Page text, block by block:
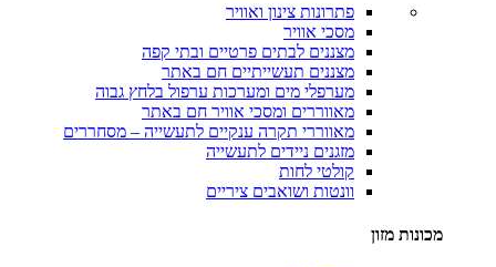
פתרונות צינון ואוויר
מסכי אוויר
מצננים לבתים פרטיים ובתי קפה
מצננים תעשייתיים חם באתר
מערפלי מים ומערכות ערפול בלחץ גבוה
מאווררים ומסכי אוויר חם באתר
מאווררי תקרה ענקיים לתעשייה – מסחררים
מזגנים ניידים לתעשייה
קולטי לחות
וונטות ושואבים ציריים
מכונות מזון